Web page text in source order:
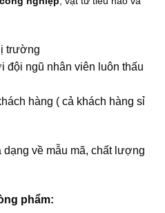
trường
đội ngũ nhân viên luôn thấu
hàng ( cả khách hàng sỉ
về mẫu mã, chất lượng
phẩm: